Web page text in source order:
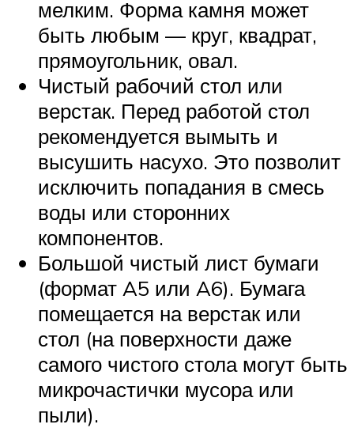
мелким. Форма камня может
быть любым — круг, квадрат,
прямоугольник, овал.
Чистый рабочий стол или
верстак. Перед работой стол
рекомендуется вымыть и
высушить насухо. Это позволит
исключить попадания в смесь
воды или сторонних
компонентов.
Большой чистый лист бумаги
(формат A5 или A6). Бумага
помещается на верстак или
стол (на поверхности даже
самого чистого стола могут быть
микрочастички мусора или
пыли).